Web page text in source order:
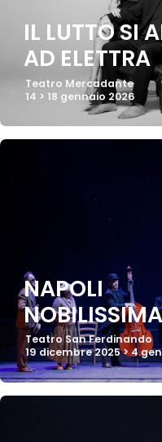
IL LUTTO SI
AD ELETTRA
Teatro Mercadante
14 > 18 gennaio 2026
NAPOLI
NOBILISSIMA
Teatro San Ferdinando
19 dicembre 2025 > 4